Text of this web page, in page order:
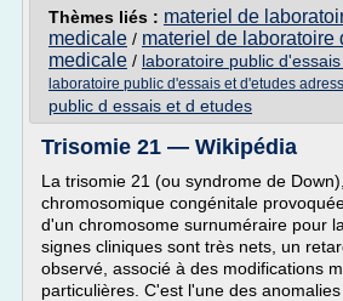
Thèmes liés : materiel de
medicale / materiel de laboratoire
medicale / laboratoire public
laboratoire public d'essais et d'etudes
public d essais et d etudes
Trisomie 21 — Wikipédia
La trisomie 21 (ou syndrome de
chromosomique congénitale
d'un chromosome surnuméraire pour
signes cliniques sont très nets, un
observé, associé à des modifications
particulières. C'est l'une des